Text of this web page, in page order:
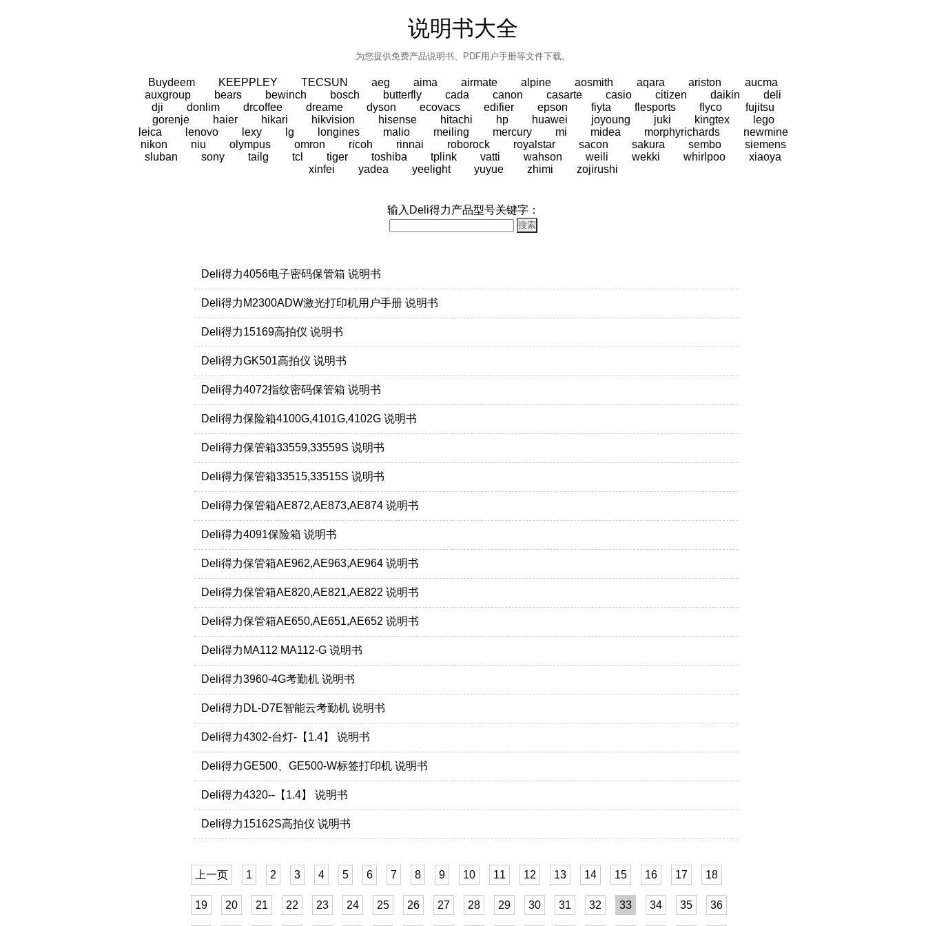
说明书大全
为您提供免费产品说明书、PDF用户手册等文件下载。
Buydeem KEEPPLEY TECSUN aeg aima airmate alpine aosmith aqara ariston
aucma
auxgroup
bears bewinch bosch butterfly cada canon casarte casio citizen daikin
deli
dji
donlim drcoffee dreame dyson ecovacs edifier epson fiyta flesports flyco
fujitsu
gorenje
haier hikari hikvision hisense hitachi hp huawei joyoung juki kingtex
lego
leica
lenovo lexy lg longines malio meiling mercury mi midea morphyrichards
newmine
nikon
niu olympus omron ricoh rinnai roborock royalstar sacon sakura sembo
siemens
sluban
sony tailg tcl tiger toshiba tplink vatti wahson weili wekki whirlpoo
xiaoya
xinfei
yadea yeelight yuyue zhimi zojirushi
输入Deli得力产品型号关键字：
Deli得力4056电子密码保管箱 说明书
Deli得力M2300ADW激光打印机用户手册 说明书
Deli得力15169高拍仪 说明书
Deli得力GK501高拍仪 说明书
Deli得力4072指纹密码保管箱 说明书
Deli得力保险箱4100G,4101G,4102G 说明书
Deli得力保管箱33559,33559S 说明书
Deli得力保管箱33515,33515S 说明书
Deli得力保管箱AE872,AE873,AE874 说明书
Deli得力4091保险箱 说明书
Deli得力保管箱AE962,AE963,AE964 说明书
Deli得力保管箱AE820,AE821,AE822 说明书
Deli得力保管箱AE650,AE651,AE652 说明书
Deli得力MA112 MA112-G 说明书
Deli得力3960-4G考勤机 说明书
Deli得力DL-D7E智能云考勤机 说明书
Deli得力4302-台灯-【1.4】 说明书
Deli得力GE500、GE500-W标签打印机 说明书
Deli得力4320--【1.4】 说明书
Deli得力15162S高拍仪 说明书
上一页 1 2 3 4 5 6 7 8 9 10 11 12 13 14 15 16 17 18
19 20 21 22 23 24 25 26 27 28 29 30 31 32 33 34 35 36